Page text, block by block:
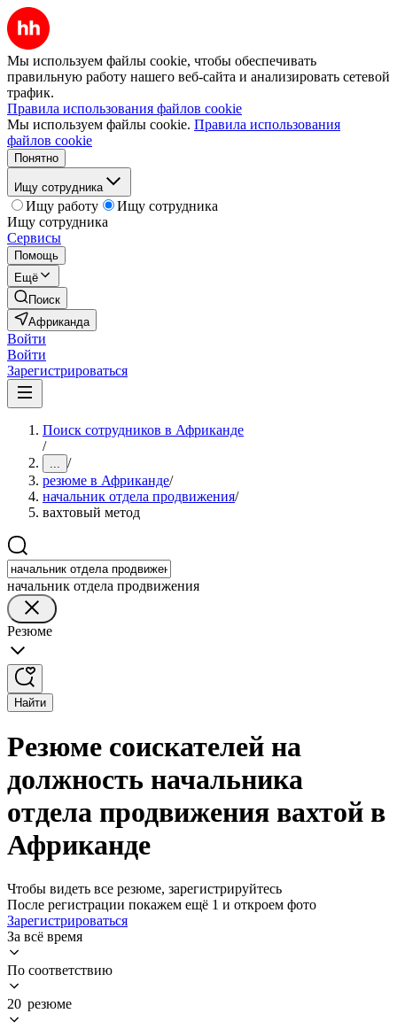
Мы используем файлы cookie, чтобы обеспечивать
правильную работу нашего веб-сайта и анализировать сетевой
трафик.
Правила использования файлов cookie
Мы используем файлы cookie. Правила использования
файлов cookie
Понятно
Ищу сотрудника
Ищу работу
Ищу сотрудника
Ищу сотрудника
Сервисы
Помощь
Ещё
Поиск
Африканда
Войти
Войти
Зарегистрироваться
Поиск сотрудников в Африканде
/
... /
резюме в Африканде/
начальник отдела продвижения/
вахтовый метод
начальник отдела продвижения
Резюме
Найти
Резюме соискателей на
должность начальника
отдела продвижения вахтой в
Африканде
Чтобы видеть все резюме, зарегистрируйтесь
После регистрации покажем ещё 1 и откроем фото
Зарегистрироваться
За всё время
По соответствию
20 резюме